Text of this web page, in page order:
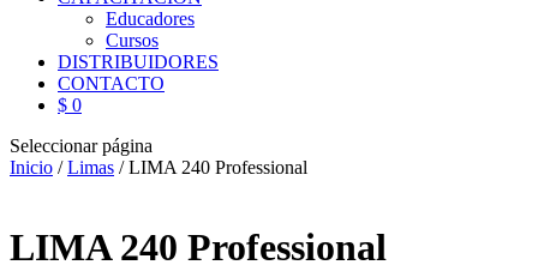
Educadores
Cursos
DISTRIBUIDORES
CONTACTO
$ 0
Seleccionar página
Inicio /Limas / LIMA 240 Professional
LIMA 240 Professional